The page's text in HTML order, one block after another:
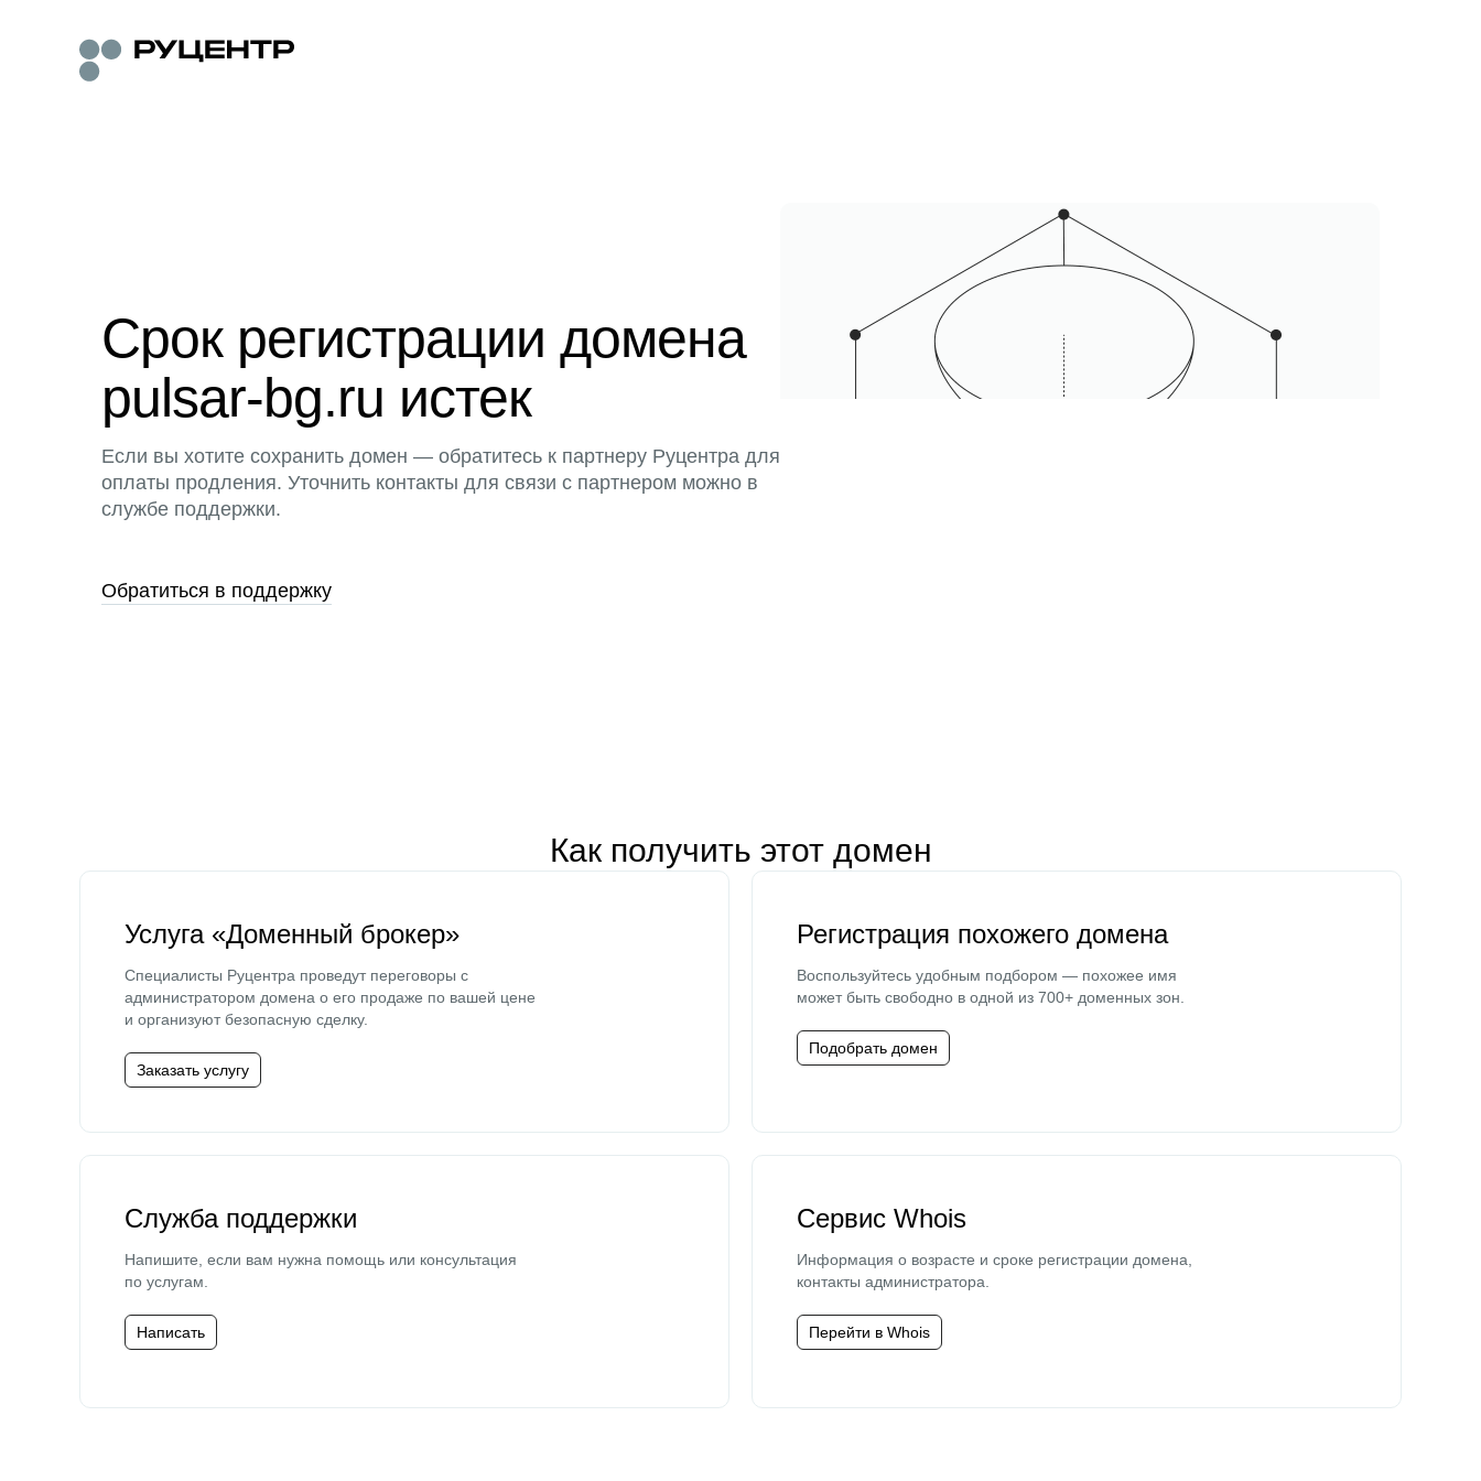
Срок регистрации домена
pulsar-bg.ru истек
Если вы хотите сохранить домен — обратитесь к партнеру Руцентра для
оплаты продления. Уточнить контакты для связи с партнером можно в
службе поддержки.
Обратиться в поддержку
Как получить этот домен
Услуга «Доменный брокер»
Специалисты Руцентра проведут переговоры с
администратором домена о его продаже по вашей цене
и организуют безопасную сделку.
Заказать услугу
Регистрация похожего домена
Воспользуйтесь удобным подбором — похожее имя
может быть свободно в одной из 700+ доменных зон.
Подобрать домен
Служба поддержки
Напишите, если вам нужна помощь или консультация
по услугам.
Написать
Сервис Whois
Информация о возрасте и сроке регистрации домена,
контакты администратора.
Перейти в Whois